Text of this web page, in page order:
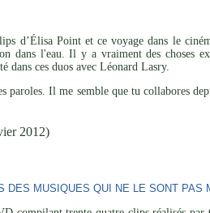
d’Élisa Point et ce voyage dans le
dans l'eau. Il y a vraiment des choses
dans ces duos avec Léonard Lasry.
paroles. Il me semble que tu collabores
2012)
DES MUSIQUES QUI NE LE SONT PAS